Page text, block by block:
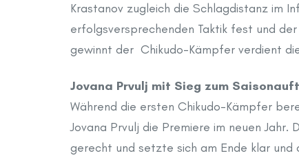
Krastanov zugleich die Schlagdistanz im
erfolgsversprechenden Taktik fest und
gewinnt der Chikudo-Kämpfer verdient
Jovana Prvulj mit Sieg zum
Während die ersten Chikudo-Kämpfer
Jovana Prvulj die Premiere im neuen
gerecht und setzte sich am Ende klar und